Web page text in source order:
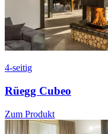
4-seitig
Rüegg Cubeo
Zum Produkt